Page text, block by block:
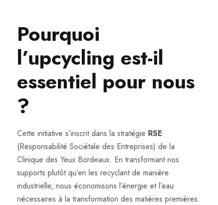
Pourquoi
l’upcycling est-il
essentiel pour nous
?
Cette initiative s’inscrit dans la stratégie RSE
(Responsabilité Sociétale des Entreprises) de la
Clinique des Yeux Bordeaux. En transformant nos
supports plutôt qu’en les recyclant de manière
industrielle, nous économisons l’énergie et l’eau
nécessaires à la transformation des matières premières.